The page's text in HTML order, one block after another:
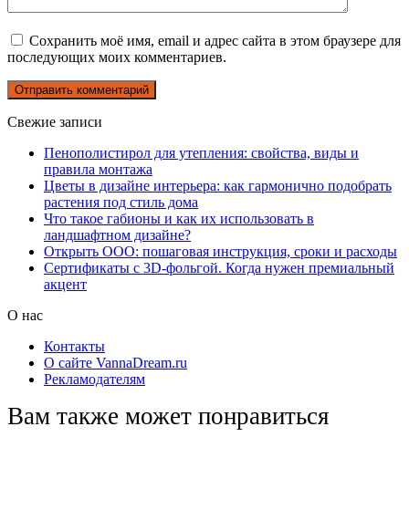
Сохранить моё имя, email и адрес сайта в этом браузере для
последующих моих комментариев.
Свежие записи
Пенополистирол для утепления: свойства, виды и
правила монтажа
Цветы в дизайне интерьера: как гармонично подобрать
растения под стиль дома
Что такое габионы и как их использовать в
ландшафтном дизайне?
Открыть ООО: пошаговая инструкция, сроки и расходы
Сертификаты с 3D-фольгой. Когда нужен премиальный
акцент
О нас
Контакты
О сайте VannaDream.ru
Рекламодателям
Вам также может понравиться